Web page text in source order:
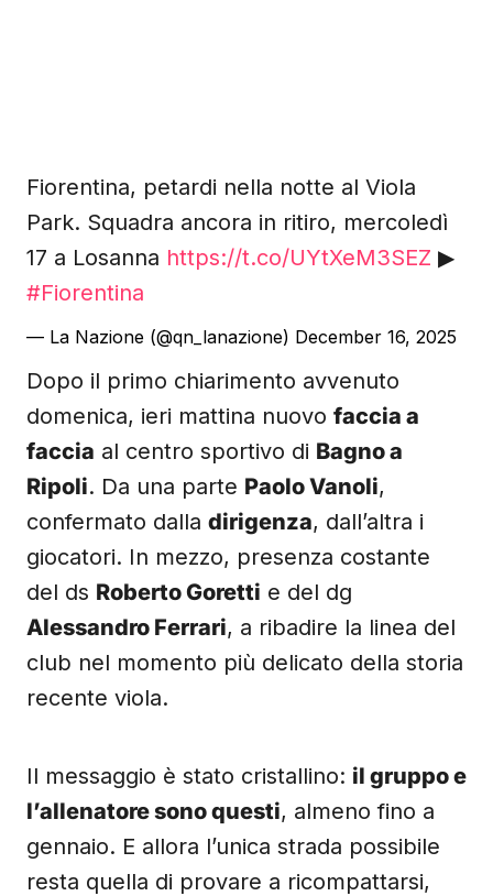
Fiorentina, petardi nella notte al Viola
Park. Squadra ancora in ritiro, mercoledì
17 a Losanna https://t.co/UYtXeM3SEZ ▶
#Fiorentina
— La Nazione (@qn_lanazione) December 16, 2025
Dopo il primo chiarimento avvenuto
domenica, ieri mattina nuovo faccia a
faccia al centro sportivo di Bagno a
Ripoli. Da una parte Paolo Vanoli,
confermato dalla dirigenza, dall’altra i
giocatori. In mezzo, presenza costante
del ds Roberto Goretti e del dg
Alessandro Ferrari, a ribadire la linea del
club nel momento più delicato della storia
recente viola.
Il messaggio è stato cristallino: il gruppo e
l’allenatore sono questi, almeno fino a
gennaio. E allora l’unica strada possibile
resta quella di provare a ricompattarsi,